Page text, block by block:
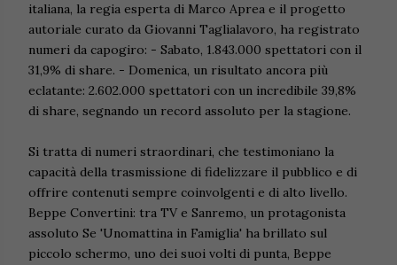
italiana, la regia esperta di Marco Aprea e il progetto
autoriale curato da Giovanni Taglialavoro, ha registrato
numeri da capogiro: - Sabato, 1.843.000 spettatori con il
31,9% di share. - Domenica, un risultato ancora più
eclatante: 2.602.000 spettatori con un incredibile 39,8%
di share, segnando un record assoluto per la stagione.
Si tratta di numeri straordinari, che testimoniano la
capacità della trasmissione di fidelizzare il pubblico e di
offrire contenuti sempre coinvolgenti e di alto livello.
Beppe Convertini: tra TV e Sanremo, un protagonista
assoluto Se 'Unomattina in Famiglia' ha brillato sul
piccolo schermo, uno dei suoi volti di punta, Beppe